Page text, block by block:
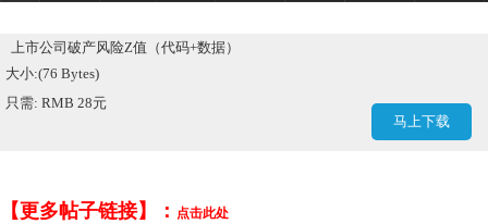
上市公司破产风险Z值（代码+数据）
大小:(76 Bytes)
只需: RMB 28元
马上下载
【更多帖子链接】： 点击此处